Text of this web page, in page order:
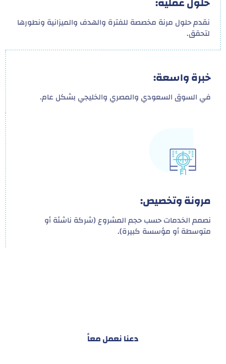
نقدم حلول مرنة مخصصة للفترة والهدف والميزانية ونطورها
لتحقق.
خبرة واسعة:
في السوق السعودي والمصري والخليجي بشكل عام.
مرونة وتخصيص:
نصمم الخدمات حسب حجم المشروع (شركة ناشئة أو
متوسطة أو مؤسسة كبيرة).
دعنا نعمل معاً